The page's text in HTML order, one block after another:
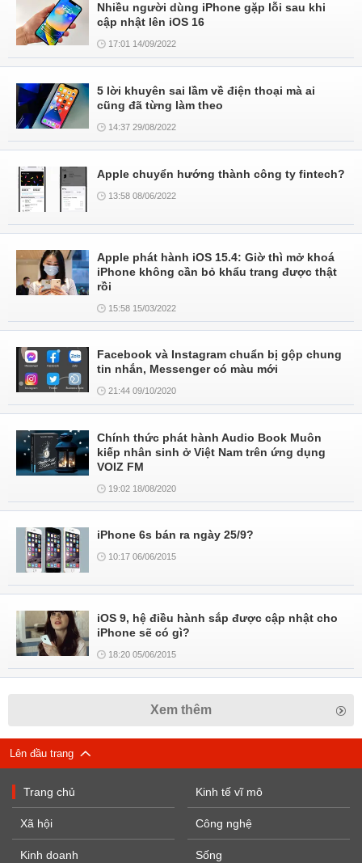
Nhiều người dùng iPhone gặp lỗi sau khi
cập nhật lên iOS 16
17:01 14/09/2022
5 lời khuyên sai lầm về điện thoại mà ai
cũng đã từng làm theo
14:37 29/08/2022
Apple chuyển hướng thành công ty fintech?
13:58 08/06/2022
Apple phát hành iOS 15.4: Giờ thì mở khoá
iPhone không cần bỏ khẩu trang được thật
rồi
15:58 15/03/2022
Facebook và Instagram chuẩn bị gộp chung
tin nhắn, Messenger có màu mới
21:44 09/10/2020
Chính thức phát hành Audio Book Muôn
kiếp nhân sinh ở Việt Nam trên ứng dụng
VOIZ FM
19:02 18/08/2020
iPhone 6s bán ra ngày 25/9?
10:17 06/06/2015
iOS 9, hệ điều hành sắp được cập nhật cho
iPhone sẽ có gì?
18:20 05/06/2015
Xem thêm
Lên đầu trang
Trang chủ
Xã hội
Kinh doanh
Kinh tế vĩ mô
Công nghệ
Sống